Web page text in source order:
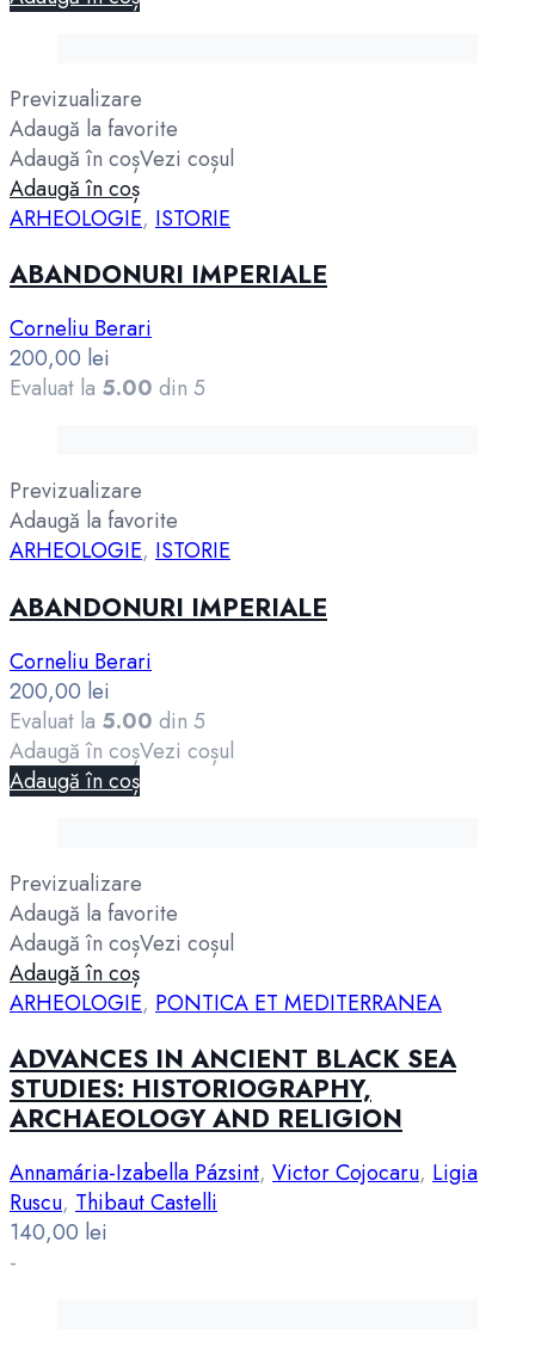
Previzualizare
Adaugă la favorite
Adaugă în coșVezi coșul
Adaugă în coș
ARHEOLOGIE, ISTORIE
ABANDONURI IMPERIALE
Corneliu Berari
200,00 lei
Evaluat la 5.00 din 5
Previzualizare
Adaugă la favorite
ARHEOLOGIE, ISTORIE
ABANDONURI IMPERIALE
Corneliu Berari
200,00 lei
Evaluat la 5.00 din 5
Adaugă în coșVezi coșul
Adaugă în coș
Previzualizare
Adaugă la favorite
Adaugă în coșVezi coșul
Adaugă în coș
ARHEOLOGIE, PONTICA ET MEDITERRANEA
ADVANCES IN ANCIENT BLACK SEA
STUDIES: HISTORIOGRAPHY,
ARCHAEOLOGY AND RELIGION
Annamária-Izabella Pázsint, Victor Cojocaru, Ligia
Ruscu, Thibaut Castelli
140,00 lei
-